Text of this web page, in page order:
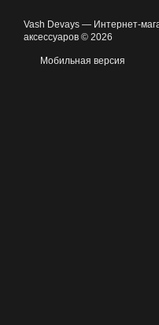
Vash Devays — Интернет-
аксессуаров © 2026
Мобильная версия